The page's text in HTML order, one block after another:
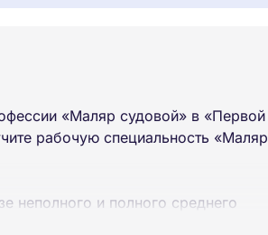
«Маляр судовой» в «Первой
рабочую специальность «Маляр
неполного и полного среднего